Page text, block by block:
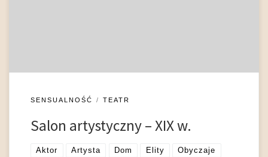
SENSUALNOŚĆ TEATR
Salon artystyczny – XIX w.
Aktor Artysta Dom Elity Obyczaje